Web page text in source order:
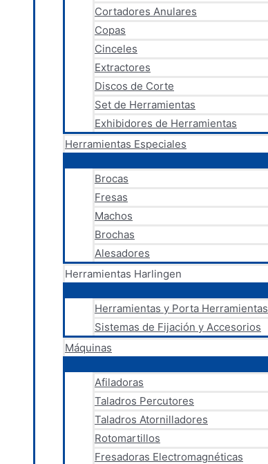
Cortadores Anulares
Copas
Cinceles
Extractores
Discos de Corte
Set de Herramientas
Exhibidores de Herramientas
Herramientas Especiales
Brocas
Fresas
Machos
Brochas
Alesadores
Herramientas Harlingen
Herramientas y Porta Herramientas
Sistemas de Fijación y Accesorios
Máquinas
Afiladoras
Taladros Percutores
Taladros Atornilladores
Rotomartillos
Fresadoras Electromagnéticas